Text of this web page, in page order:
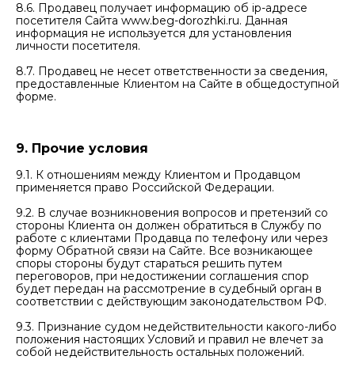
8.6. Продавец получает информацию об ip-адресе
посетителя Сайта www.beg-dorozhki.ru. Данная
информация не используется для установления
личности посетителя.
8.7. Продавец не несет ответственности за сведения,
предоставленные Клиентом на Сайте в общедоступной
форме.
9. Прочие условия
9.1. К отношениям между Клиентом и Продавцом
применяется право Российской Федерации.
9.2. В случае возникновения вопросов и претензий со
стороны Клиента он должен обратиться в Службу по
работе с клиентами Продавца по телефону или через
форму Обратной связи на Сайте. Все возникающее
споры стороны будут стараться решить путем
переговоров, при недостижении соглашения спор
будет передан на рассмотрение в судебный орган в
соответствии с действующим законодательством РФ.
9.3. Признание судом недействительности какого-либо
положения настоящих Условий и правил не влечет за
собой недействительность остальных положений.